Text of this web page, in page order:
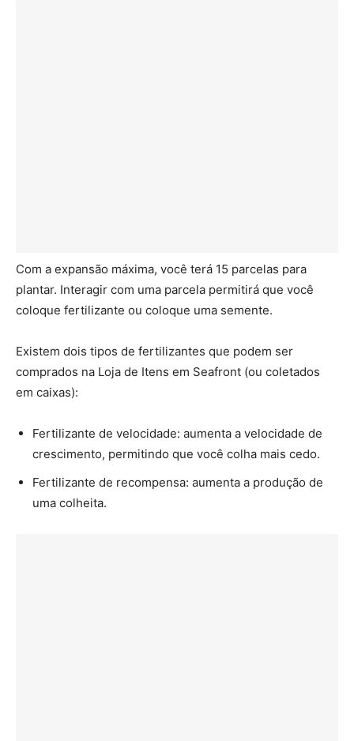
Com a expansão máxima, você terá 15 parcelas para
plantar. Interagir com uma parcela permitirá que você
coloque fertilizante ou coloque uma semente.
Existem dois tipos de fertilizantes que podem ser
comprados na Loja de Itens em Seafront (ou coletados
em caixas):
Fertilizante de velocidade: aumenta a velocidade de
crescimento, permitindo que você colha mais cedo.
Fertilizante de recompensa: aumenta a produção de
uma colheita.